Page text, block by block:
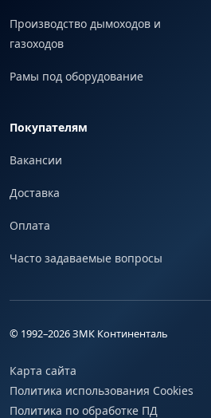
Производство дымоходов и
газоходов
Рамы под оборудование
Покупателям
Вакансии
Доставка
Оплата
Часто задаваемые вопросы
© 1992–2026ЗМК Континенталь
Карта сайта
Политика использования Cookies
Политика по обработке ПД